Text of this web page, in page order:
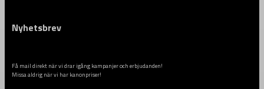
Nyhetsbrev
Få mail direkt när vi drar igång kampanjer och erbjudanden!
Missa aldrig när vi har kanonpriser!